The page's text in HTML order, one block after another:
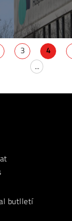
3 4
...
butlletí